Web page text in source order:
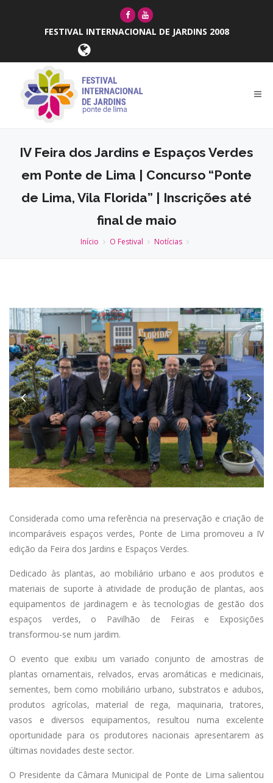
FESTIVAL INTERNACIONAL DE JARDINS 2008
IV Feira dos Jardins e Espaços Verdes
em Ponte de Lima | Concurso “Ponte
de Lima, Vila Florida” | Inscrições até
final de maio
Início O Festival Notícias
Anterior
Considerada como uma referência na preservação e criação de
incomparáveis espaços verdes, Ponte de Lima promoveu a IV
edição da Feira dos Jardins e Espaços Verdes.
Dedicado às plantas, ao mobiliário urbano e aos produtos e
materiais de suporte à atividade de produção de plantas, aos
equipamentos de jardinagem e às tecnologias de gestão dos
espaços verdes, o Pavilhão de Feiras e Exposições
transformou-se num jardim.
O evento que exibiu um variado conjunto de amostras de
plantas ornamentais, relvados, ervas aromáticas e medicinais,
sementes, bem como mobiliário urbano, substratos e adubos,
produtos agrícolas, material de rega, maquinaria, tratores,
vasos e diversos equipamentos, resultou numa excelente
oportunidade para os produtores nacionais apresentarem as
últimas novidades deste sector.
O Presidente da Câmara Municipal de Ponte de Lima salientou